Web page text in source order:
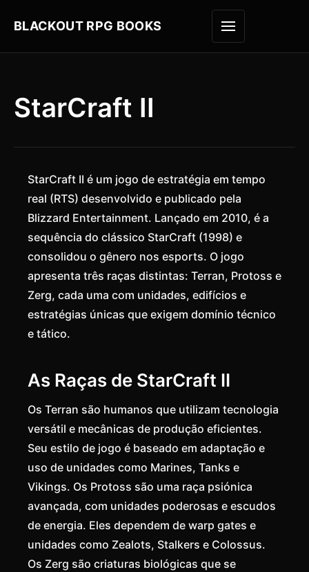
BLACKOUT RPG BOOKS ABRIR
StarCraft II
StarCraft II é um jogo de estratégia em tempo
real (RTS) desenvolvido e publicado pela
Blizzard Entertainment. Lançado em 2010, é a
sequência do clássico StarCraft (1998) e
consolidou o gênero nos esports. O jogo
apresenta três raças distintas: Terran, Protoss e
Zerg, cada uma com unidades, edifícios e
estratégias únicas que exigem domínio técnico
e tático.
As Raças de StarCraft II
Os Terran são humanos que utilizam tecnologia
versátil e mecânicas de produção eficientes.
Seu estilo de jogo é baseado em adaptação e
uso de unidades como Marines, Tanks e
Vikings. Os Protoss são uma raça psiónica
avançada, com unidades poderosas e escudos
de energia. Eles dependem de warp gates e
unidades como Zealots, Stalkers e Colossus.
Os Zerg são criaturas biológicas que se